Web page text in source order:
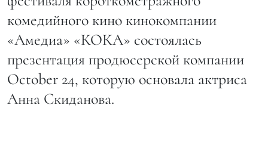
комедийного кино кинокомпании
«Амедиа» «КОКА» состоялась
презентация продюсерской компании
October 24, которую основала актриса
Анна Скиданова.